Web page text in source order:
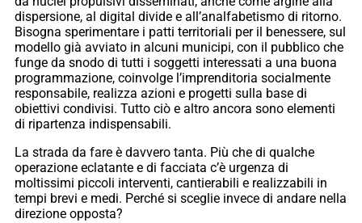
dispersione, al digital divide e all’analfabetismo di ritorno.
Bisogna sperimentare i patti territoriali per il benessere, sul
modello già avviato in alcuni municipi, con il pubblico che
funge da snodo di tutti i soggetti interessati a una buona
programmazione, coinvolge l’imprenditoria socialmente
responsabile, realizza azioni e progetti sulla base di
obiettivi condivisi. Tutto ciò e altro ancora sono elementi
di ripartenza indispensabili.
La strada da fare è davvero tanta. Più che di qualche
operazione eclatante e di facciata c’è urgenza di
moltissimi piccoli interventi, cantierabili e realizzabili in
tempi brevi e medi. Perché si sceglie invece di andare nella
direzione opposta?